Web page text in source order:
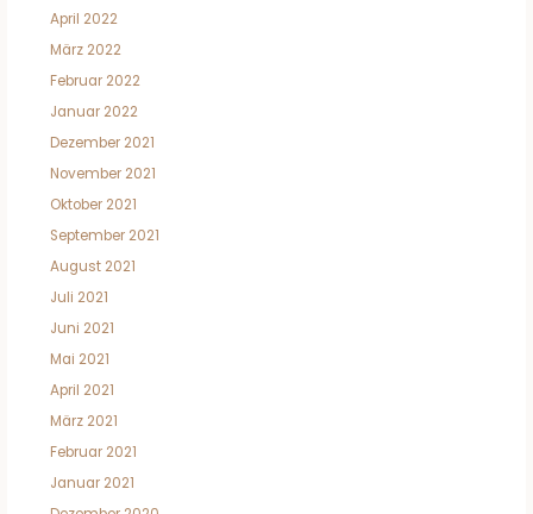
April 2022
März 2022
Februar 2022
Januar 2022
Dezember 2021
November 2021
Oktober 2021
September 2021
August 2021
Juli 2021
Juni 2021
Mai 2021
April 2021
März 2021
Februar 2021
Januar 2021